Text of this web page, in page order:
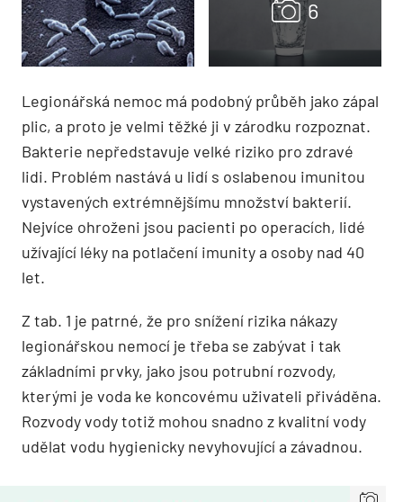
Legionářská nemoc má podobný průběh jako zápal
plic, a proto je velmi těžké ji v zárodku rozpoznat.
Bakterie nepředstavuje velké riziko pro zdravé
lidi. Problém nastává u lidí s oslabenou imunitou
vystavených extrémnějšímu množství bakterií.
Nejvíce ohroženi jsou pacienti po operacích, lidé
užívající léky na potlačení imunity a osoby nad 40
let.
Z tab. 1 je patrné, že pro snížení rizika nákazy
legionářskou nemocí je třeba se zabývat i tak
základními prvky, jako jsou potrubní rozvody,
kterými je voda ke koncovému uživateli přiváděna.
Rozvody vody totiž mohou snadno z kvalitní vody
udělat vodu hygienicky nevyhovující a závadnou.